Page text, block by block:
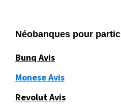
Footer
Néobanques pour
Bunq Avis
Monese Avis
Revolut Avis